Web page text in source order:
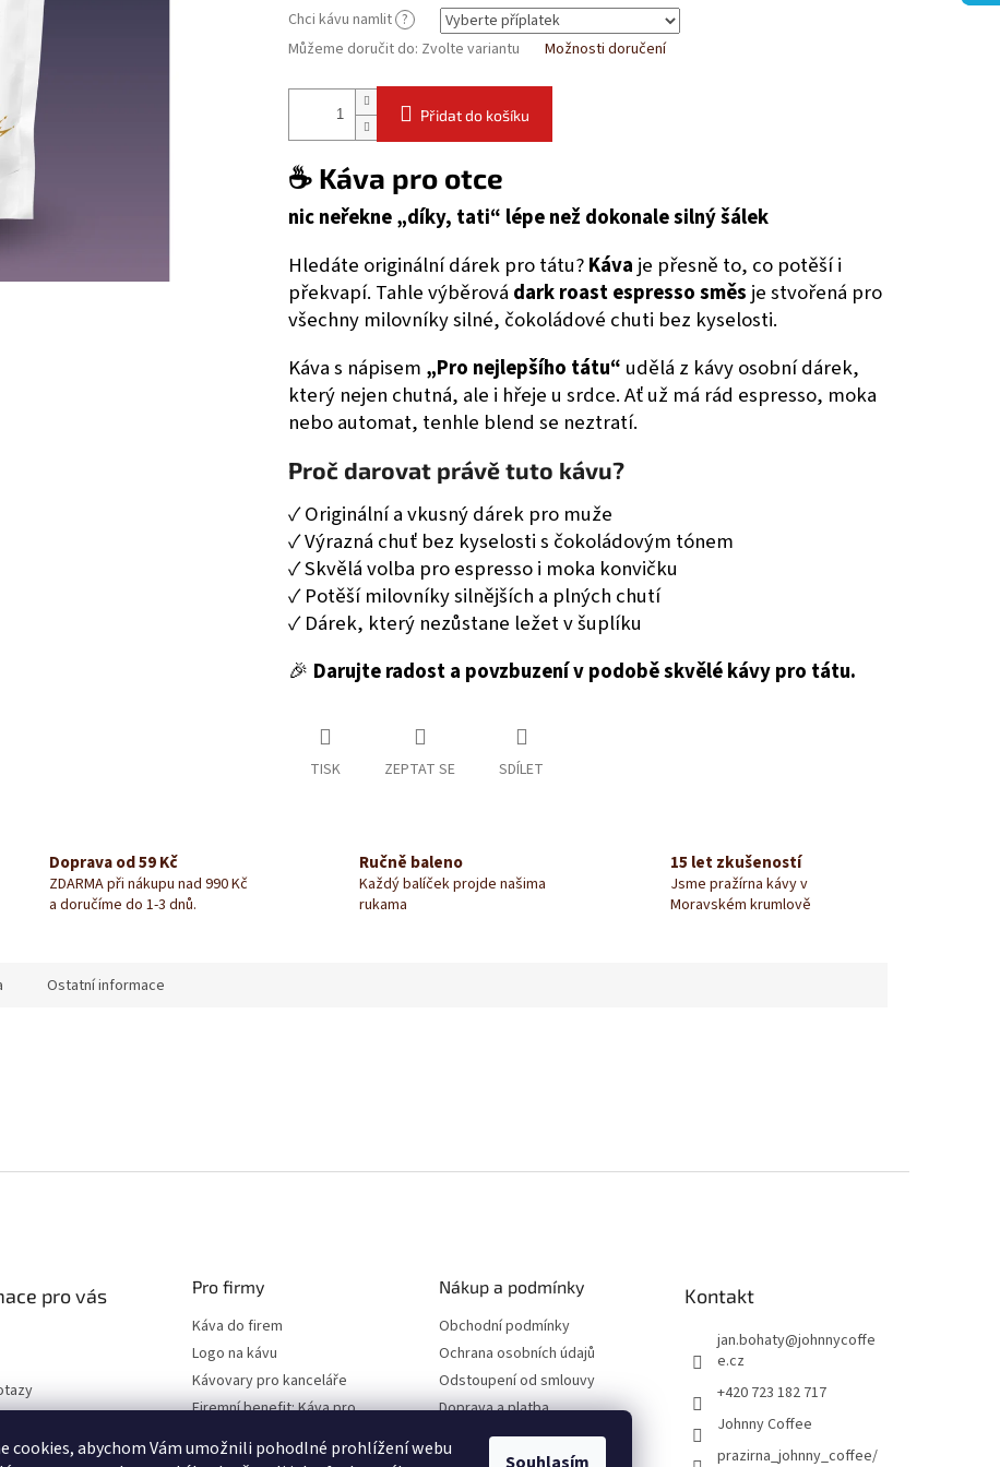
cookies, abychom Vám umožnili pohodlné prohlížení webu
Chci kávu namlit ?
Můžeme doručit do: Zvolte variantu Možnosti doručení
Přidat do košíku
☕ Káva pro otce
nic neřekne „díky, tati“ lépe než dokonale silný šálek
Hledáte originální dárek pro tátu?Káva je přesně to, co potěší i
překvapí. Tahle výběrová dark roast espresso směs je stvořená pro
všechny milovníky silné, čokoládové chuti bez kyselosti.
Káva s nápisem „Pro nejlepšího tátu“ udělá z kávy osobní dárek,
který nejen chutná, ale i hřeje u srdce. Ať už má rád espresso, moka
nebo automat, tenhle blend se neztratí.
Proč darovat právě tuto kávu?
✓ Originální a vkusný dárek pro muže
✓ Výrazná chuť bez kyselosti s čokoládovým tónem
✓ Skvělá volba pro espresso i moka konvičku
✓ Potěší milovníky silnějších a plných chutí
✓ Dárek, který nezůstane ležet v šuplíku
🎉 Darujte radost a povzbuzení v podobě skvělé kávy pro tátu.
TISK ZEPTAT SE SDÍLET
Doprava od 59 Kč
ZDARMA při nákupu nad 990 Kč
a doručíme do 1-3 dnů.
Ručně baleno
Každý balíček projde našima
rukama
15 let zkušeností
Jsme pražírna kávy v
Moravském krumlově
Ostatní informace
pro vás
program
Pro firmy
Káva do firem
Logo na kávu
Kávovary pro kanceláře
Firemní benefit: Káva pro
Nákup a podmínky
Obchodní podmínky
Ochrana osobních údajů
Odstoupení od smlouvy
Doprava a platba
Kontakt
jan.bohaty@johnnycoffe
e.cz
+420 723 182 717
Johnny Coffee
prazirna_johnny_coffee/